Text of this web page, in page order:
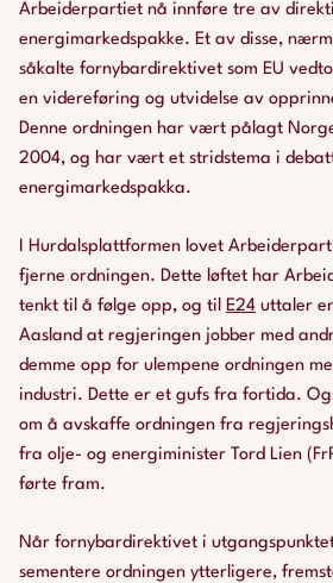
Arbeiderpartiet nå innføre tre av
energimarkedspakke. Et av disse,
såkalte fornybardirektivet som EU
en videreføring og utvidelse av
Denne ordningen har vært pålagt
2004, og har vært et stridstema i
energimarkedspakka.
I Hurdalsplattformen lovet
fjerne ordningen. Dette løftet har
tenkt til å følge opp, og til E24 uttaler
Aasland at regjeringen jobber med
demme opp for ulempene ordningen
industri. Dette er et gufs fra fortida.
om å avskaffe ordningen fra
fra olje- og energiminister Tord Lien
førte fram.
Når fornybardirektivet i
sementere ordningen ytterligere,